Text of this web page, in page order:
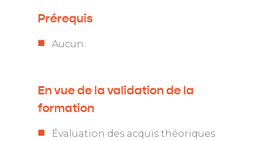
Prérequis
Aucun.
En vue de la validation de la
formation
Évaluation des acquis théoriques